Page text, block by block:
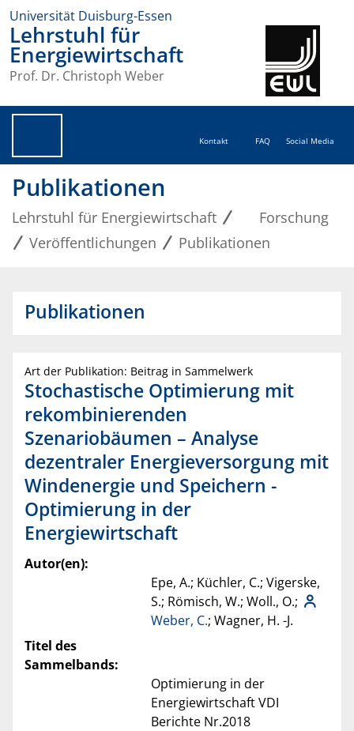
Universität Duisburg-Essen
Lehrstuhl für
Energiewirtschaft
Prof. Dr. Christoph Weber
Kontakt FAQ Social Media
Publikationen
Lehrstuhl für Energiewirtschaft
Forschung
Veröffentlichungen
Publikationen
Publikationen
Art der Publikation: Beitrag in Sammelwerk
Stochastische Optimierung mit
rekombinierenden
Szenariobäumen – Analyse
dezentraler Energieversorgung mit
Windenergie und Speichern -
Optimierung in der
Energiewirtschaft
Autor(en):
Epe, A.; Küchler, C.; Vigerske,
S.; Römisch, W.; Woll., O.;
Weber, C.; Wagner, H. -J.
Titel des
Sammelbands:
Optimierung in der
Energiewirtschaft VDI
Berichte Nr.2018